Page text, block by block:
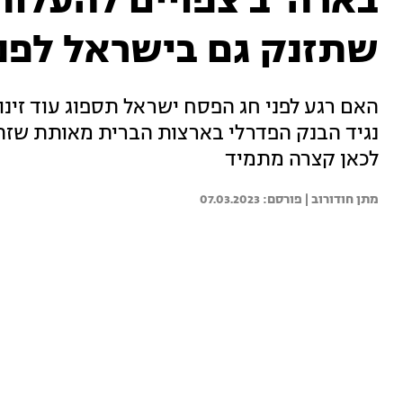
שתזנק גם בישראל
האם רגע לפני חג הפסח ישראל תספוג עוד
נגיד הבנק הפדרלי בארצות הברית מאותת
לכאן קצרה מתמיד
מתן חודורוב | 07.03.2023